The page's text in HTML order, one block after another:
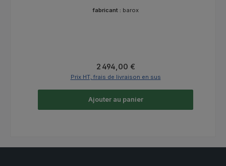
fabricant : barox
Prix régulier :
2 494,00 €
Prix HT, frais de livraison en sus
Ajouter au panier